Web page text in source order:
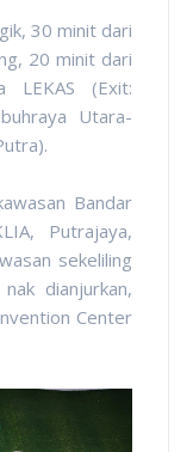
30 minit dari
20 minit dari
LEKAS (Exit:
Utara-
Bandar
Putrajaya,
sekeliling
dianjurkan,
Center